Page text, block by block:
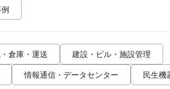
倉庫・運送 建設・ビル・施設管理
情報通信・データセンター 民生機